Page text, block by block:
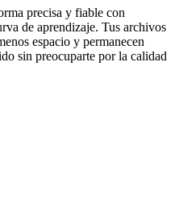
precisa y fiable con
de aprendizaje. Tus archivos
espacio y permanecen
sin preocuparte por la calidad